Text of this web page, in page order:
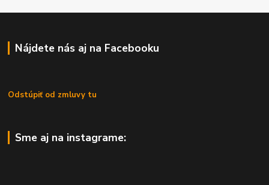
Nájdete nás aj na Facebooku
Odstúpiť od zmluvy tu
Sme aj na instagrame: